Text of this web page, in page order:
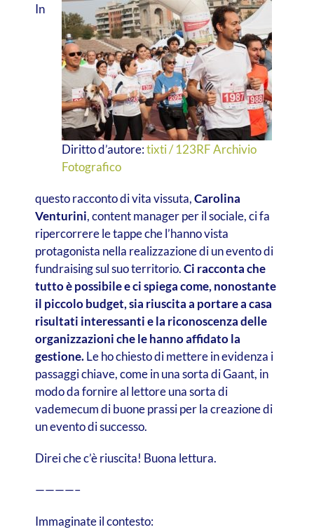
Diritto d’autore:tixti / 123RF Archivio
Fotografico
In
questo racconto di vita vissuta,Carolina
Venturini, content manager per il sociale, ci fa
ripercorrere le tappe che l’hanno vista
protagonista nella realizzazione di un evento di
fundraising sul suo territorio.Ci racconta che
tutto è possibile e ci spiega come, nonostante
il piccolo budget, sia riuscita a portare a casa
risultati interessanti e la riconoscenza delle
organizzazioni che le hanno affidato la
gestione.Le ho chiesto di mettere in evidenza i
passaggi chiave, come in una sorta di Gaant, in
modo da fornire al lettore una sorta di
vademecum di buone prassi per la creazione di
un evento di successo.
Direi che c’è riuscita! Buona lettura.
————–
Immaginate il contesto: